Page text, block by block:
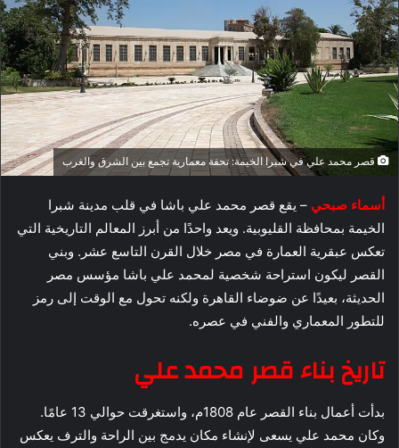
قصر محمد علي في شبرا الخيمة: تحفة معمارية تجمع بين الشرق والغرب
أسماء صبحي – يقع قصر محمد علي باشا في قلب مدينة شبرا
الخيمة بمحافظة القليوبية. ويعد واحدًا من أبرز المعالم التاريخية التي
تعكس عبقرية العمارة في مصر خلال القرن التاسع عشر. وبني
القصر ليكون استراحة شخصية لمحمد علي باشا مؤسس مصر
الحديثة، بعيدًا عن ضوضاء القاهرة ولكنه تحول مع الوقت إلى رمز
للتطور المعماري والفني في عصره.
تاريخ بناء قصر محمد علي
بدأت أعمال بناء القصر عام 1808م، واستغرقت حوالي 13 عامًا.
وكان محمد علي يسعى لإنشاء مكان يدمج بين الراحة والترف يعكس